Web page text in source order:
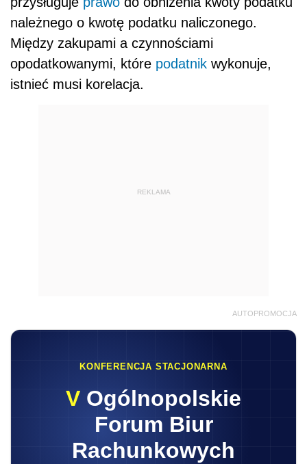
należnego o kwotę podatku naliczonego.
Między zakupami a czynnościami
opodatkowanymi, które podatnik wykonuje,
istnieć musi korelacja.
REKLAMA
AUTOPROMOCJA
KONFERENCJA STACJONARNA
V Ogólnopolskie
Forum Biur
Rachunkowych